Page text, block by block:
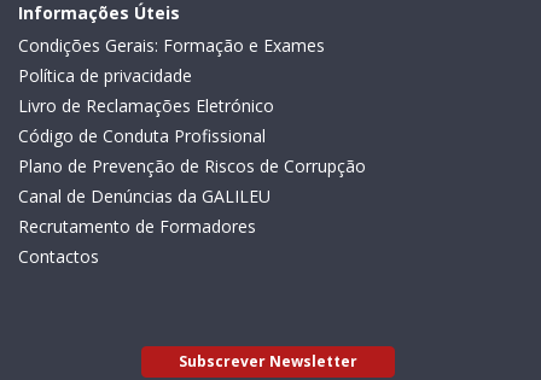
Informações Úteis
Condições Gerais: Formação e Exames
Política de privacidade
Livro de Reclamações Eletrónico
Código de Conduta Profissional
Plano de Prevenção de Riscos de Corrupção
Canal de Denúncias da GALILEU
Recrutamento de Formadores
Contactos
Subscrever Newsletter